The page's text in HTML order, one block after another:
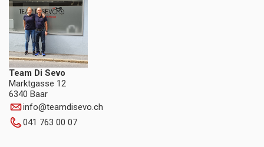
Team Di Sevo
Marktgasse 12
6340 Baar
info@teamdisevo.ch
041 763 00 07